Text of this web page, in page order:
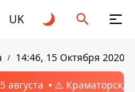
UK
14:46, 15 Октября 2020
августа ⚠️ Краматорск,